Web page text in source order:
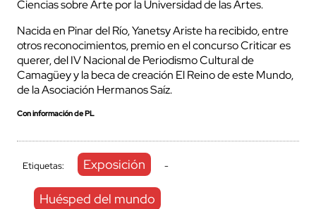
Ciencias sobre Arte por la Universidad de las Artes.
Nacida en Pinar del Río, Yanetsy Ariste ha recibido, entre
otros reconocimientos, premio en el concurso Criticar es
querer, del IV Nacional de Periodismo Cultural de
Camagüey y la beca de creación El Reino de este Mundo,
de la Asociación Hermanos Saíz.
Con información de PL
Etiquetas: Exposición -
Huésped del mundo